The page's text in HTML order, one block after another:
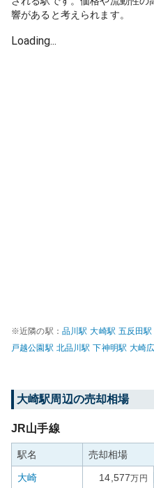
響があると考えられます。
Loading...
※近隣の駅： 品川駅 大崎駅 五反田駅
戸越公園駅 北品川駅 下神明駅 大崎
大崎駅周辺の売却相場
JR山手線
駅名 売却相場
大崎 14,577万円